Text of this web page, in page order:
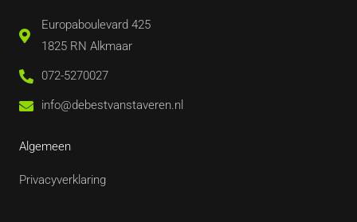
Europaboulevard 425
1825 RN Alkmaar
072-5270027
info@debestvanstaveren.nl
Algemeen
Privacyverklaring